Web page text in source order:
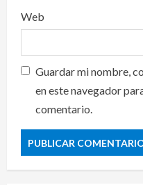
Web
Guardar mi nombre,
en este navegador
comentario.